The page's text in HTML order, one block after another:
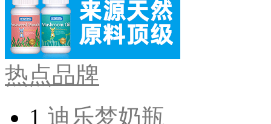
热点品牌
1 迪乐梦奶瓶